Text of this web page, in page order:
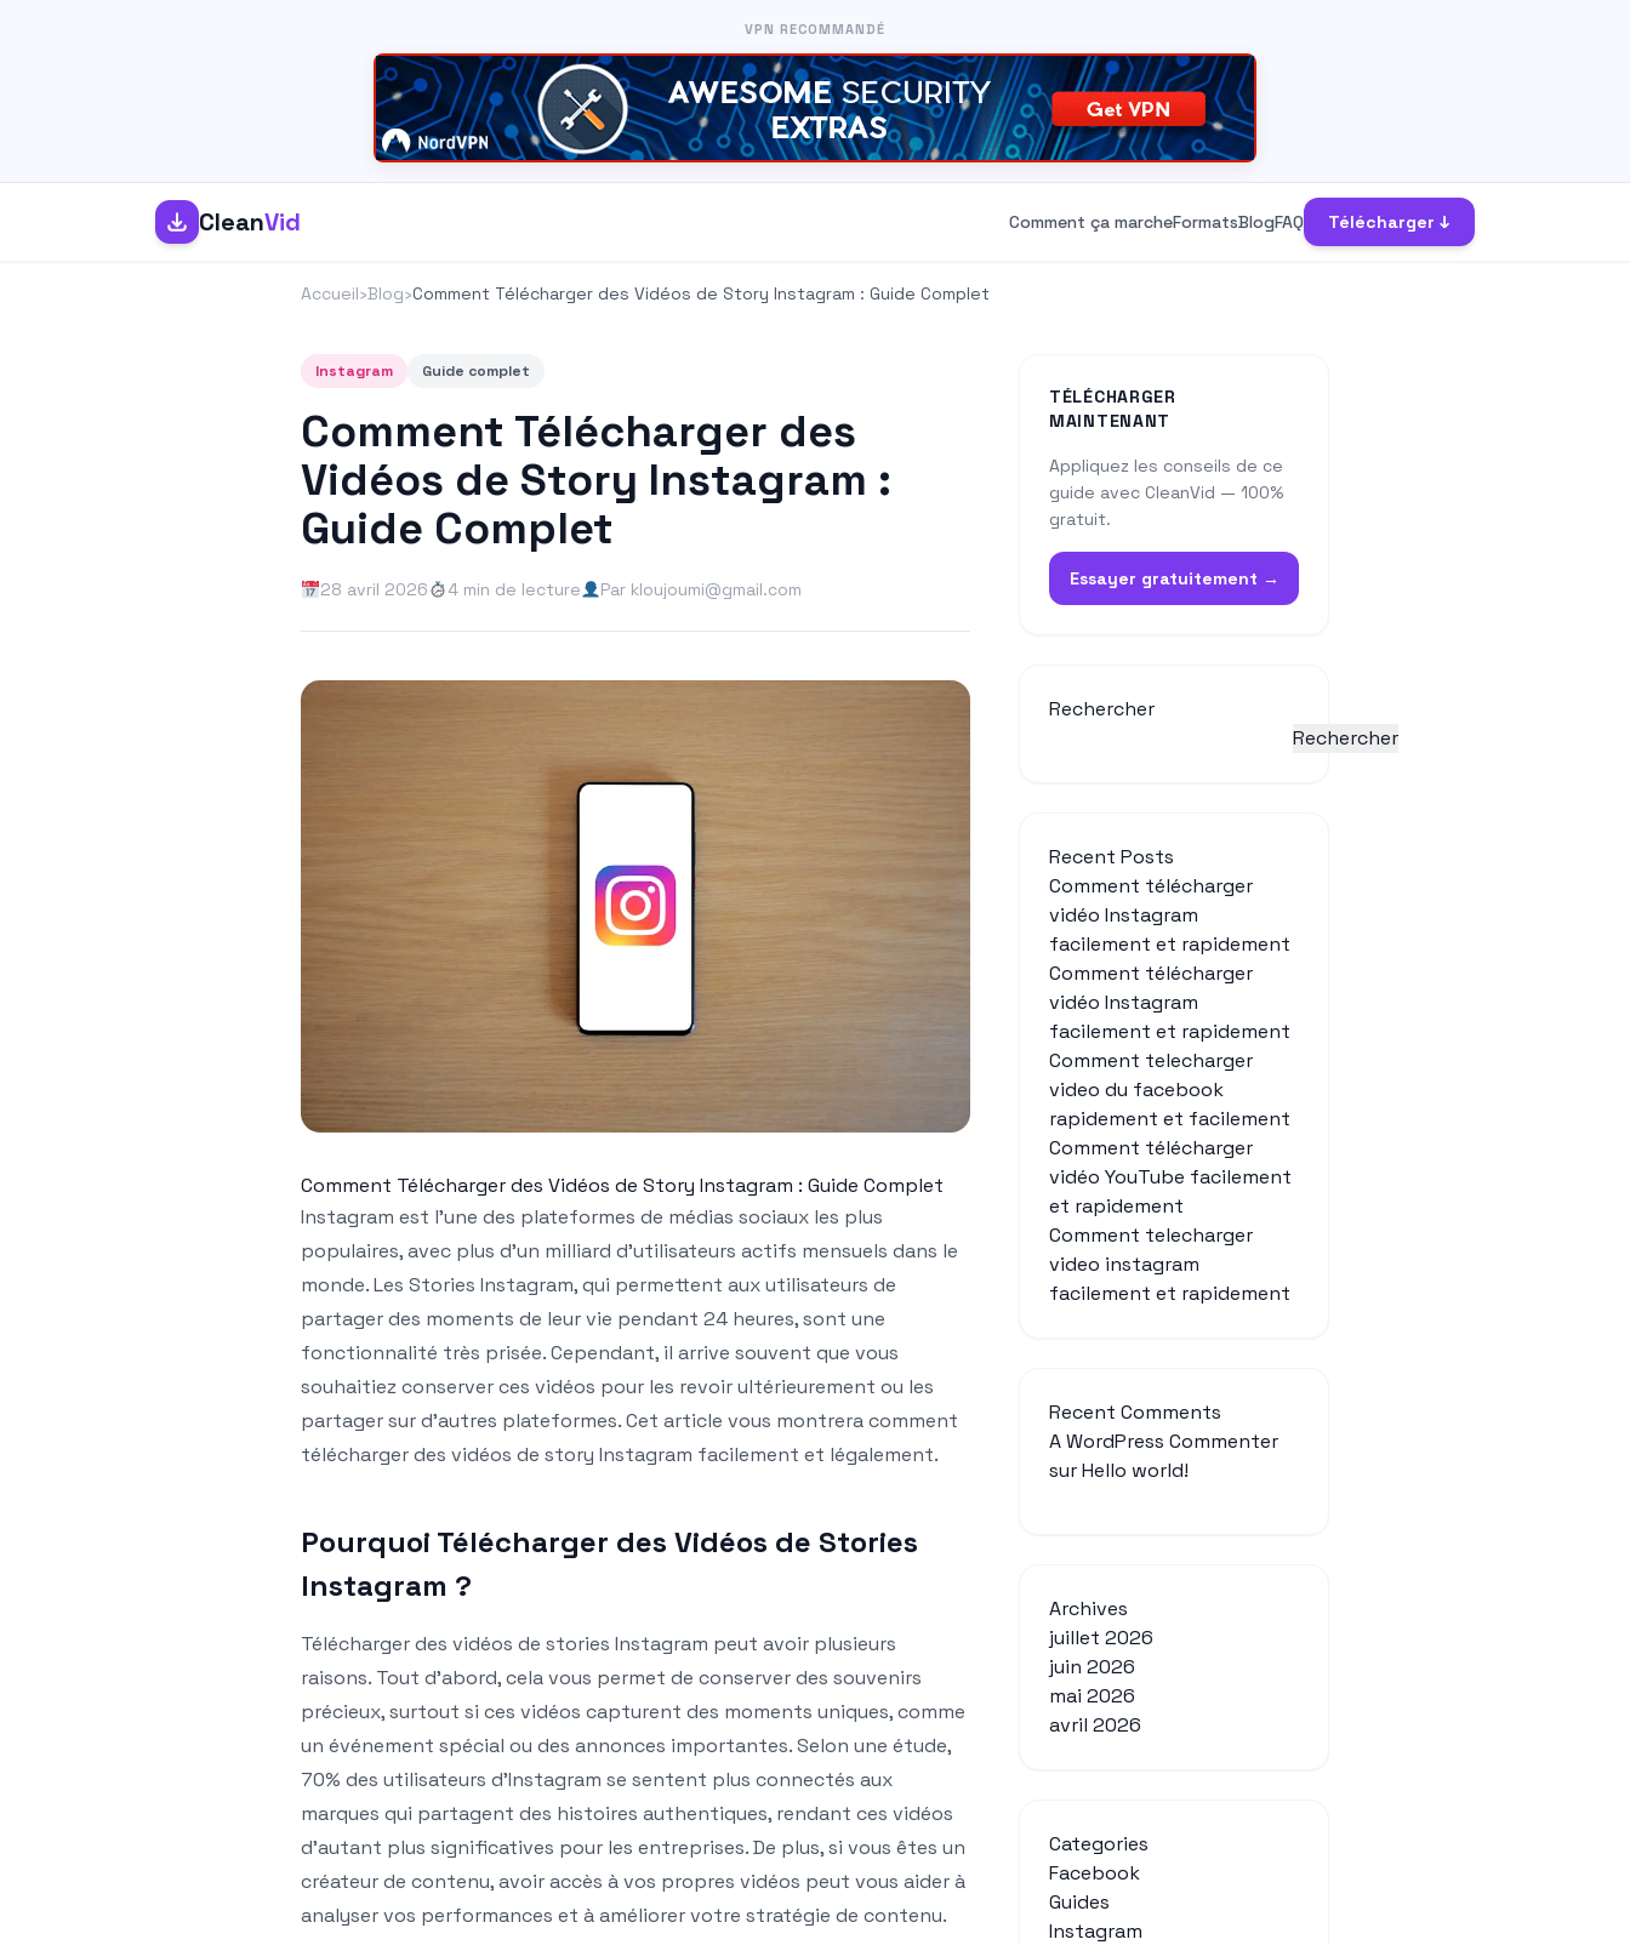
VPN RECOMMANDÉ
CleanVid Comment ça marcheFormatsBlogFAQ Télécharger ↓
Accueil›Blog›Comment Télécharger des Vidéos de Story Instagram : Guide Complet
Instagram Guide complet
Comment Télécharger des
Vidéos de Story Instagram :
Guide Complet
28 avril 2026 4 min de lecture Par kloujoumi@gmail.com
Comment Télécharger des Vidéos de Story Instagram : Guide Complet
Instagram est l’une des plateformes de médias sociaux les plus
populaires, avec plus d’un milliard d’utilisateurs actifs mensuels dans le
monde. Les Stories Instagram, qui permettent aux utilisateurs de
partager des moments de leur vie pendant 24 heures, sont une
fonctionnalité très prisée. Cependant, il arrive souvent que vous
souhaitiez conserver ces vidéos pour les revoir ultérieurement ou les
partager sur d’autres plateformes. Cet article vous montrera comment
télécharger des vidéos de story Instagram facilement et légalement.
Pourquoi Télécharger des Vidéos de Stories
Instagram ?
Télécharger des vidéos de stories Instagram peut avoir plusieurs
raisons. Tout d’abord, cela vous permet de conserver des souvenirs
précieux, surtout si ces vidéos capturent des moments uniques, comme
un événement spécial ou des annonces importantes. Selon une étude,
70% des utilisateurs d’Instagram se sentent plus connectés aux
marques qui partagent des histoires authentiques, rendant ces vidéos
d’autant plus significatives pour les entreprises. De plus, si vous êtes un
créateur de contenu, avoir accès à vos propres vidéos peut vous aider à
analyser vos performances et à améliorer votre stratégie de contenu.
TÉLÉCHARGER
MAINTENANT
Appliquez les conseils de ce
guide avec CleanVid — 100%
gratuit.
Essayer gratuitement →
Rechercher
Rechercher
Recent Posts
Comment télécharger
vidéo Instagram
facilement et rapidement
Comment télécharger
vidéo Instagram
facilement et rapidement
Comment telecharger
video du facebook
rapidement et facilement
Comment télécharger
vidéo YouTube facilement
et rapidement
Comment telecharger
video instagram
facilement et rapidement
Recent Comments
A WordPress Commenter
surHello world!
Archives
juillet 2026
juin 2026
mai 2026
avril 2026
Categories
Facebook
Guides
Instagram